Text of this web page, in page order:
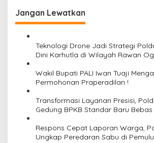
Jangan Lewatkan
Teknologi Drone Jadi Strategi
Dini Karhutla di Wilayah Rawan
Wakil Bupati PALI Iwan Tuaji
Permohonan Praperadilan !
Transformasi Layanan Presisi,
Gedung BPKB Standar Baru Bebas
Respons Cepat Laporan Warga,
Ungkap Peredaran Sabu di